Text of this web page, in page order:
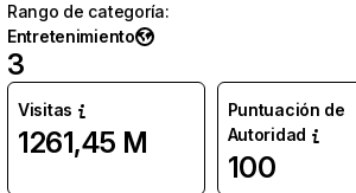
Rango de categoría:
Entretenimiento
3
Visitas
1261,45 M
Puntuación de
Autoridad
100